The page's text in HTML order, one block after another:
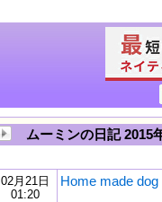
ムーミンの日記 2015
02月21日
01:20
Home made dog